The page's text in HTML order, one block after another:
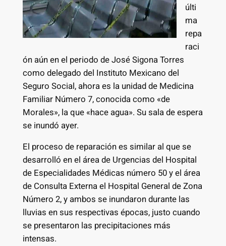
últi
ma
repa
raci
ón aún en el periodo de José Sigona Torres
como delegado del Instituto Mexicano del
Seguro Social, ahora es la unidad de Medicina
Familiar Número 7, conocida como «de
Morales», la que «hace agua». Su sala de espera
se inundó ayer.
El proceso de reparación es similar al que se
desarrolló en el área de Urgencias del Hospital
de Especialidades Médicas número 50 y el área
de Consulta Externa el Hospital General de Zona
Número 2, y ambos se inundaron durante las
lluvias en sus respectivas épocas, justo cuando
se presentaron las precipitaciones más
intensas.